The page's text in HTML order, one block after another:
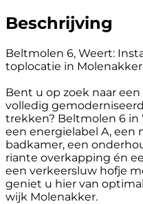
Beschrijving
Beltmolen 6, Weert:
toplocatie in Molenakker
Bent u op zoek naar
volledig
trekken? Beltmolen 6 in
een energielabel A, een
badkamer, een
riante overkapping én
een verkeersluw hofje
geniet u hier van
wijk Molenakker.